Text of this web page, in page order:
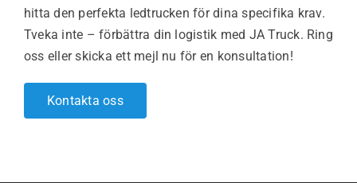
hitta den perfekta ledtrucken för dina specifika krav.
Tveka inte – förbättra din logistik med JA Truck. Ring
oss eller skicka ett mejl nu för en konsultation!
Kontakta oss